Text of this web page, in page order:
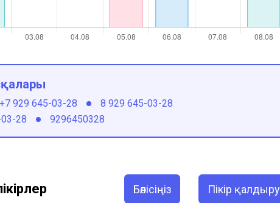
+7 929 645-03-28
8 929 645-03-28
28 9296450328
Бөлісіңіз Пікір қалдыру